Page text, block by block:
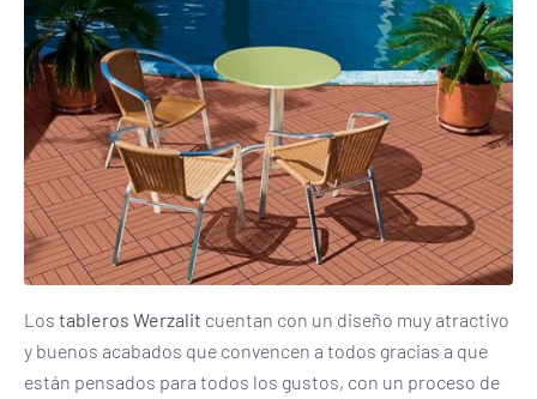
Los tableros Werzalit cuentan con un diseño muy atractivo
y buenos acabados que convencen a todos gracias a que
están pensados para todos los gustos, con un proceso de